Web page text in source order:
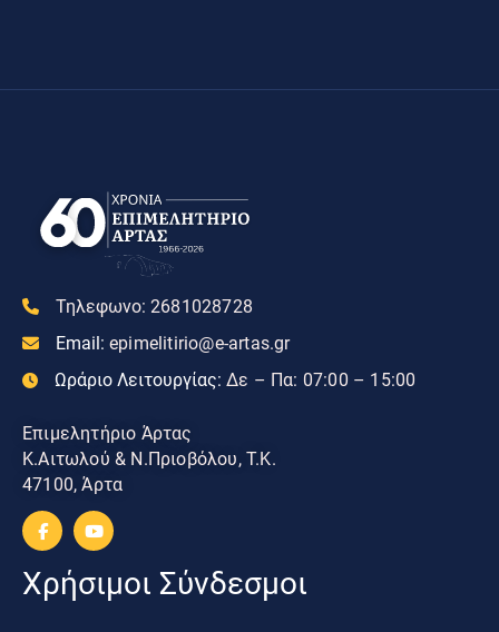
Τηλεφωνο: 2681028728
Email: epimelitirio@e-artas.gr
Ωράριο Λειτουργίας: Δε – Πα: 07:00 – 15:00
Επιμελητήριο Άρτας
Κ.Αιτωλού & Ν.Πριοβόλου, Τ.Κ.
47100, Άρτα
Χρήσιμοι Σύνδεσμοι